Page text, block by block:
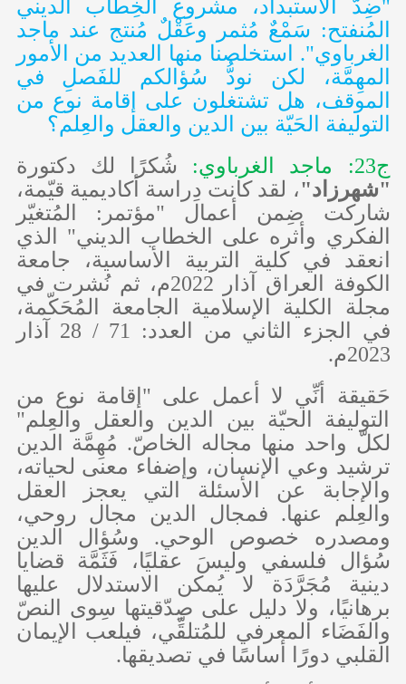
"ضِدّ الاستبداد، مشروع الخِطاب الديني
المُنفتح: سَمْعٌ مُثمر وعَقْلٌ مُنتج عند ماجد
الغرباوي". استخلصنا منها العديد من الأمور
المهِمَّة، لكن نودُّ سُؤالكم للفَصلِ في
الموقف، هل تشتغلون على إقامة نوع من
التوليفة الحَيّة بين الدين والعقل والعِلم؟
ج23: ماجد الغرباوي:
شُكرًا لك دكتورة
"شهرزاد"، لقد كانت دِراسة أكاديمية قيّمة،
شاركت ضِمن أعمال "مؤتمر: المُتغيّر
الفكري وأثره على الخطاب الديني" الذي
انعقد في كلية التربية الأساسية، جامعة
الكوفة العراق آذار 2022م، ثم نُشرت في
مجلة الكلية الإسلامية الجامعة المُحَكّمة،
في الجزء الثاني من العدد: 71 / 28 آذار
2023م.
حَقيقة أنِّي لا أعمل على "إقامة نوع من
التوليفة الحيّة بين الدين والعقل والعِلم"
لكلّ واحد منها مجاله الخاصّ. مُهِمَّة الدين
ترشيد وعي الإنسان، وإضفاء معنى لحياته،
والإجابة عن الأسئلة التي يعجز العقل
والعِلم عنها. فمجال الدين مجال روحي،
ومصدره خصوص الوحي. وسُؤال الدين
سُؤال فلسفي وليسَ عقليًا، فَثَمَّة قضايا
دينية مُجَرَّدَة لا يُمكن الاستدلال عليها
برهانيًا، ولا دليل على صِدّقيتها سِوى النصّ
والفَضَاء المعرفي للمُتلقِّي، فيلعب الإيمان
القلبي دورًا أساسًا في تصديقها.